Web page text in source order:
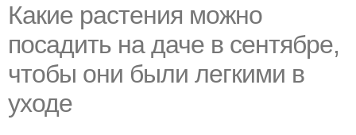
Какие растения можно
посадить на даче в сентябре,
чтобы они были легкими в
уходе